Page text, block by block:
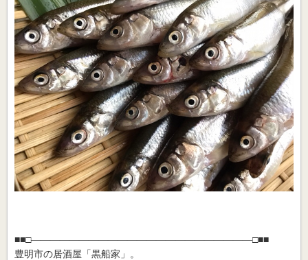
■■□―――――――――――――――――――――――□■■
豊明市の居酒屋「黒船家」。